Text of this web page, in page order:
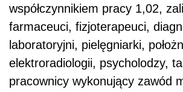
współczynnikiem pracy 1,02,
farmaceuci, fizjoterapeuci,
laboratoryjni, pielęgniarki,
elektroradiologii, psycholodzy,
pracownicy wykonujący zawód